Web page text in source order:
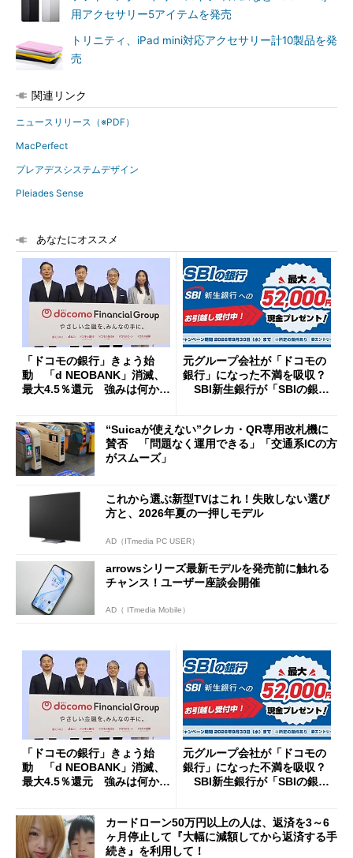
用アクセサリー5アイテムを発売
トリニティ、iPad mini対応アクセサリー計10製品を発
売
関連リンク
ニュースリリース（※PDF）
MacPerfect
プレアデスシステムデザイン
Pleiades Sense
あなたにオススメ
「ドコモの銀行」きょう始
動 「d NEOBANK」消滅、
最大4.5％還元 強みは何か解
元グループ会社が「ドコモの
銀行」になった不満を吸収？
SBI新生銀行が「SBIの銀
開催
“Suicaが使えない”クレカ・QR専用改札機に
賛否 「問題なく運用できる」「交通系ICの方
がスムーズ」
これから選ぶ新型TVはこれ！失敗しない選び
方と、2026年夏の一押しモデル
AD（ITmedia PC USER）
arrowsシリーズ最新モデルを発売前に触れる
チャンス！ユーザー座談会開催
AD（ ITmedia Mobile）
「ドコモの銀行」きょう始
動 「d NEOBANK」消滅、
最大4.5％還元 強みは何か解
元グループ会社が「ドコモの
銀行」になった不満を吸収？
SBI新生銀行が「SBIの銀
開催
カードローン50万円以上の人は、返済を3～6
ヶ月停止して『大幅に減額してから返済する手
続き』を利用して！